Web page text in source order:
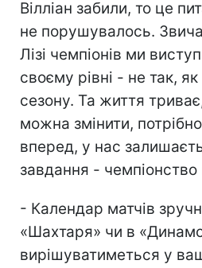
Вілліан забили, то це
не порушувалось.
Лізі чемпіонів ми
своєму рівні - не так,
сезону. Та життя
можна змінити,
вперед, у нас
завдання - чемпіонство
- Календар матчів
«Шахтаря» чи в
вирішуватиметься у